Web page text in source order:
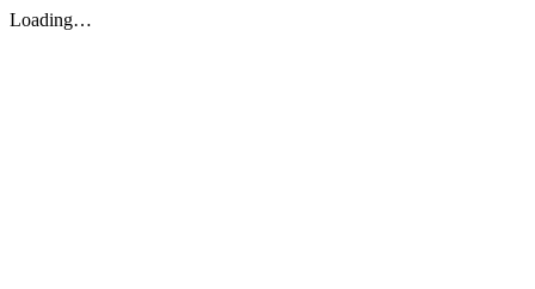
Loading…